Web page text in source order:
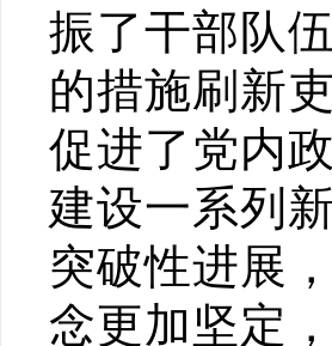
振了干部队
的措施刷新
促进了党内
建设一系列
突破性进展
念更加坚定